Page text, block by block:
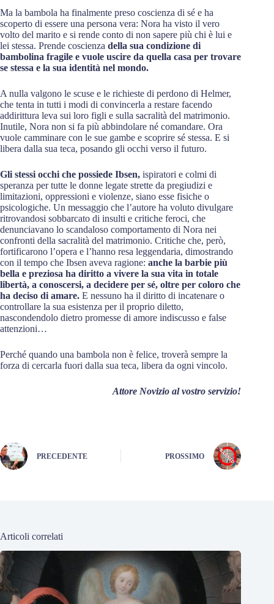
Ma la bambola ha finalmente preso coscienza di sé e ha
scoperto di essere una persona vera: Nora ha visto il vero
volto del marito e si rende conto di non sapere più chi è lui e
lei stessa. Prende coscienza della sua condizione di
bambolina fragile e vuole uscire da quella casa per trovare
se stessa e la sua identità nel mondo.
A nulla valgono le scuse e le richieste di perdono di Helmer,
che tenta in tutti i modi di convincerla a restare facendo
addirittura leva sui loro figli e sulla sacralità del matrimonio.
Inutile, Nora non si fa più abbindolare né comandare. Ora
vuole camminare con le sue gambe e scoprire sé stessa. E si
libera dalla sua teca, posando gli occhi verso il futuro.
Gli stessi occhi che possiede Ibsen, ispiratori e colmi di
speranza per tutte le donne legate strette da pregiudizi e
limitazioni, oppressioni e violenze, siano esse fisiche o
psicologiche. Un messaggio che l’autore ha voluto divulgare
ritrovandosi sobbarcato di insulti e critiche feroci, che
denunciavano lo scandaloso comportamento di Nora nei
confronti della sacralità del matrimonio. Critiche che, però,
fortificarono l’opera e l’hanno resa leggendaria, dimostrando
con il tempo che Ibsen aveva ragione: anche la barbie più
bella e preziosa ha diritto a vivere la sua vita in totale
libertà, a conoscersi, a decidere per sé, oltre per coloro che
ha deciso di amare. E nessuno ha il diritto di incatenare o
controllare la sua esistenza per il proprio diletto,
nascondendolo dietro promesse di amore indiscusso e false
attenzioni…
Perché quando una bambola non è felice, troverà sempre la
forza di cercarla fuori dalla sua teca, libera da ogni vincolo.
Attore Novizio al vostro servizio!
PRECEDENTE PROSSIMO
Articoli correlati